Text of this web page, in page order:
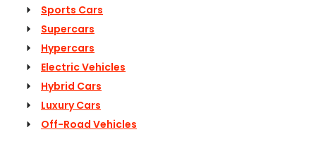
Sports Cars
Supercars
Hypercars
Electric Vehicles
Hybrid Cars
Luxury Cars
Off-Road Vehicles